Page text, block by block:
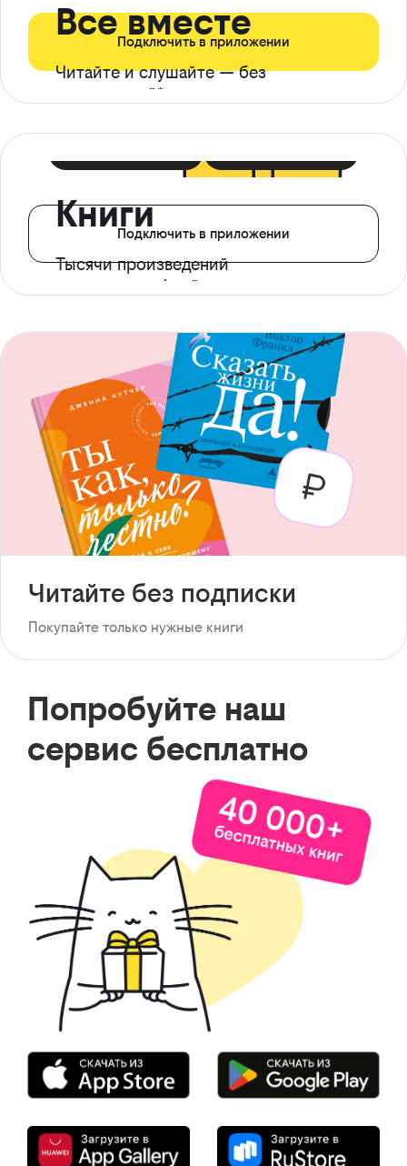
Все вместе
Читайте и слушайте — без
ограничений*
Подключить в приложении
Книги
Тысячи произведений
с доступом офлайн
Подключить в приложении
Читайте без подписки
Покупайте только нужные книги
Попробуйте наш
сервис бесплатно